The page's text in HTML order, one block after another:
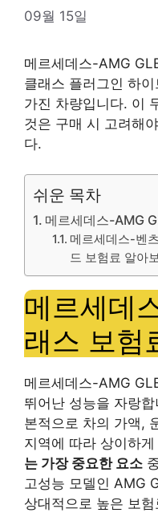
09월 15일
메르세데스-AMG
클래스 플러그인 하
가진 차량입니다. 이
것은 구매 시 고려해
다.
쉬운 목차
메르세데스-AMG
메르세데스-벤
드 보험료 알아
메르세데
래스 보험
메르세데스-AMG
뛰어난 성능을 자랑
본적으로 차의 가액,
지역에 따라 상이하
는 가장 중요한 요소
고성능 모델인 AMG
상대적으로 높은 보